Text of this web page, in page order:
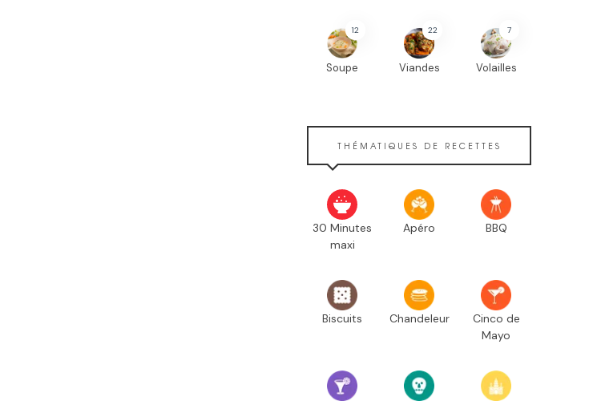
12
Soupe
22
Viandes
7
Volailles
THÉMATIQUES DE RECETTES
30 Minutes
maxi
Apéro BBQ
Biscuits Chandeleur
Cinco de
Mayo